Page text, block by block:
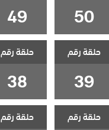
50
49
حلقة رقم
39
حلقة رقم
38
حلقة رقم حلقة رقم